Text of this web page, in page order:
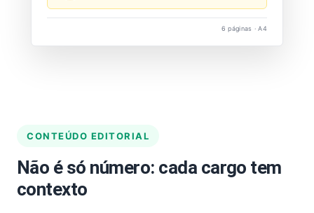
6 páginas · A4
CONTEÚDO EDITORIAL
Não é só número: cada cargo tem
contexto